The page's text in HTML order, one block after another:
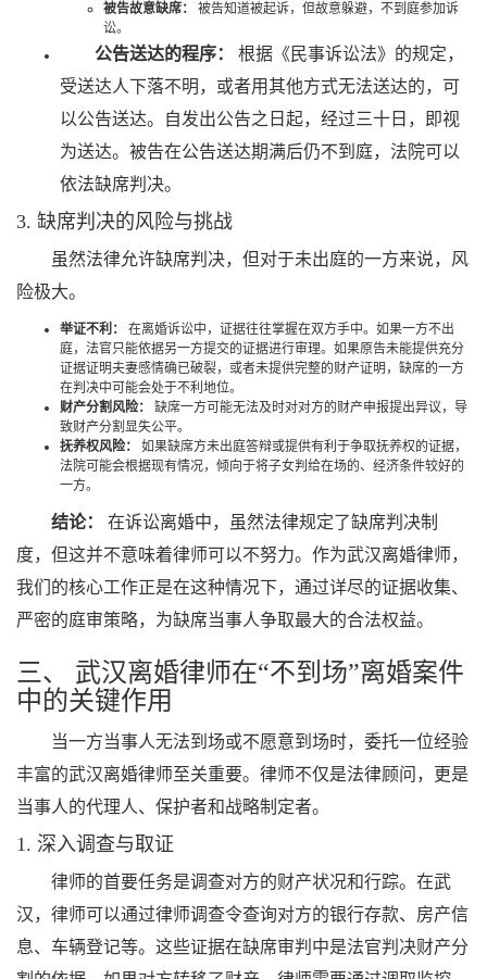
被告故意缺席：
被告知道被起诉，但故意躲避，不到庭参加诉
讼。
公告送达的程序：
根据《民事诉讼法》的规定，
受送达人下落不明，或者用其他方式无法送达的，可
以公告送达。自发出公告之日起，经过三十日，即视
为送达。被告在公告送达期满后仍不到庭，法院可以
依法缺席判决。
3. 缺席判决的风险与挑战
虽然法律允许缺席判决，但对于未出庭的一方来说，风
险极大。
举证不利：
在离婚诉讼中，证据往往掌握在双方手中。如果一方不出
庭，法官只能依据另一方提交的证据进行审理。如果原告未能提供充分
证据证明夫妻感情确已破裂，或者未提供完整的财产证明，缺席的一方
在判决中可能会处于不利地位。
财产分割风险：
缺席一方可能无法及时对对方的财产申报提出异议，导
致财产分割显失公平。
抚养权风险：
如果缺席方未出庭答辩或提供有利于争取抚养权的证据，
法院可能会根据现有情况，倾向于将子女判给在场的、经济条件较好的
一方。
结论：
在诉讼离婚中，虽然法律规定了缺席判决制
度，但这并不意味着律师可以不努力。作为武汉离婚律师，
我们的核心工作正是在这种情况下，通过详尽的证据收集、
严密的庭审策略，为缺席当事人争取最大的合法权益。
三、 武汉离婚律师在“不到场”离婚案件
中的关键作用
当一方当事人无法到场或不愿意到场时，委托一位经验
丰富的武汉离婚律师至关重要。律师不仅是法律顾问，更是
当事人的代理人、保护者和战略制定者。
1. 深入调查与取证
律师的首要任务是调查对方的财产状况和行踪。在武
汉，律师可以通过律师调查令查询对方的银行存款、房产信
息、车辆登记等。这些证据在缺席审判中是法官判决财产分